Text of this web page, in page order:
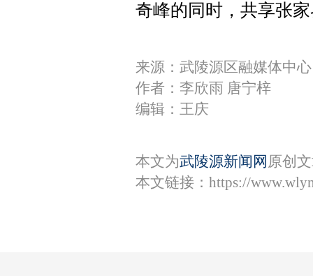
奇峰的同时，共享张
来源：武陵源区融媒体中心
作者：李欣雨 唐宁梓
编辑：王庆
本文为武陵源新闻网 原创
本文链接： https://